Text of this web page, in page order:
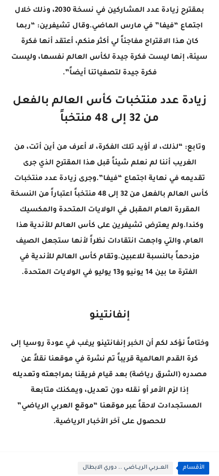
بمقترح زيادة عدد المشاركين في نسخة 2030، وذلك خلال
اجتماع “فيفا” في مارس الماضي.وقال تشيفرين: “ربما
كان هذا الاقتراح مفاجئاً لي أكثر منكم، أعتقد أنها فكرة
سيئة، إنها ليست فكرة جيدة لكأس العالم نفسها، وليست
فكرة جيدة لتصفياتنا أيضاً”.
زيادة عدد منتخبات كأس العالم بالفعل
من 32 إلى 48 منتخباً
وتابع: “لذلك، لا أؤيد تلك الفكرة، لا أعرف من أين أتت، من
الغريب أننا لم نعلم شيئاً قبل هذا المقترح الذي جرى
تقديمه في نهاية اجتماع “فيفا”.وجرى زيادة عدد منتخبات
كأس العالم بالفعل من 32 إلى 48 منتخباً اعتباراً من النسخة
المقررة العام المقبل في الولايات المتحدة والمكسيك
وكندا.ولم يعترض تشيفرين على كأس العالم للأندية هذا
العام، والتي واجهت انتقادات نظراً لأنها ستجعل الصيف
مزدحماً بالنسبة للاعبين.وتقام كأس العالم للأندية في
الفترة ما بين 14 يونيو و13 يوليو في الولايات المتحدة.
إنفانتينو
وختاماً نؤكد لكم أن الخبر إنفانتينو يرغب في عودة روسيا إلى
كرة القدم العالمية قريباً تم نشرة في موقعنا نقلاً عن
مصدره (الشرق رياضة) بعد قيام فريقنا بمراجعته وتعديله
إذا لزم الأمر أو نقله دون تعديل، ويمكنك متابعة
المستجدادت لاحقاً عبر موقعنا “موقع العربي الرياضي”
للحصول على آخر الأخبار الرياضية.
الأقسام العــربـي الريــاضـي .. دوري الابطال